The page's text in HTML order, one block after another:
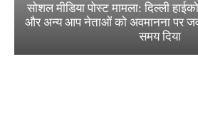
सोशल मीडिया पोस्ट मामला: दिल्ली
और अन्य आप नेताओं को अवमानना पर
समय दिया